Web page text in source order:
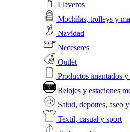
Llaveros
Mochilas, trolleys y
Navidad
Neceseres
Outlet
Productos imantados y
Relojes y estaciones
Salud, deportes, aseo
Textil, casual y sport